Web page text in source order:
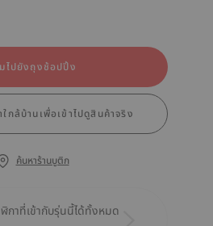
ไปยังถุงช้อปปิ้ง
กล้บ้านเพื่อเข้าไปดูสินค้าจริง
ค้นหาร้านบูติก
กาที่เข้ากับรุ่นนี้ได้ทั้งหมด